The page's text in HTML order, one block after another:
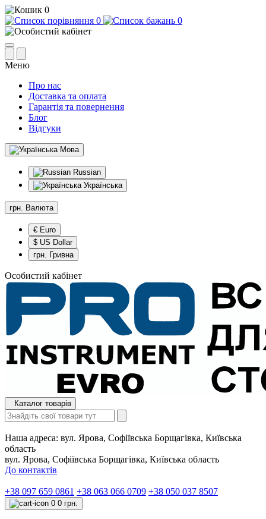
0
0
0
Меню
Про нас
Доставка та оплата
Гарантія та повернення
Блог
Відгуки
Мова
Russian
Українська
грн. Валюта
€ Euro
$ US Dollar
грн. Гривна
Особистий кабінет
Каталог товарів
Наша адреса: вул. Ярова, Софіївська Борщагівка, Київська
область
вул. Ярова, Софіївська Борщагівка, Київська область
До контактів
+38 097 659 0861 +38 063 066 0709 +38 050 037 8507
0 0 грн.